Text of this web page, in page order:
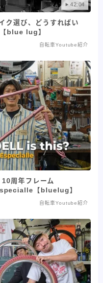
42:04
ク選び、どうすればい
blue lug】
自転車Youtube紹介
周年フレーム
【bluelug】
自転車Youtube紹介